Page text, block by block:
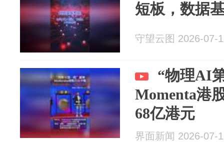
短板，数据
守望云图 2026-07-
“物理AI
Momenta港
68亿港元
界面新闻 2026-07-